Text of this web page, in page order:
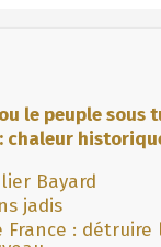
le peuple sous
chaleur
Bayard
jadis
: détruire